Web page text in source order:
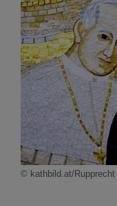
© kathbild.at/Rupprecht